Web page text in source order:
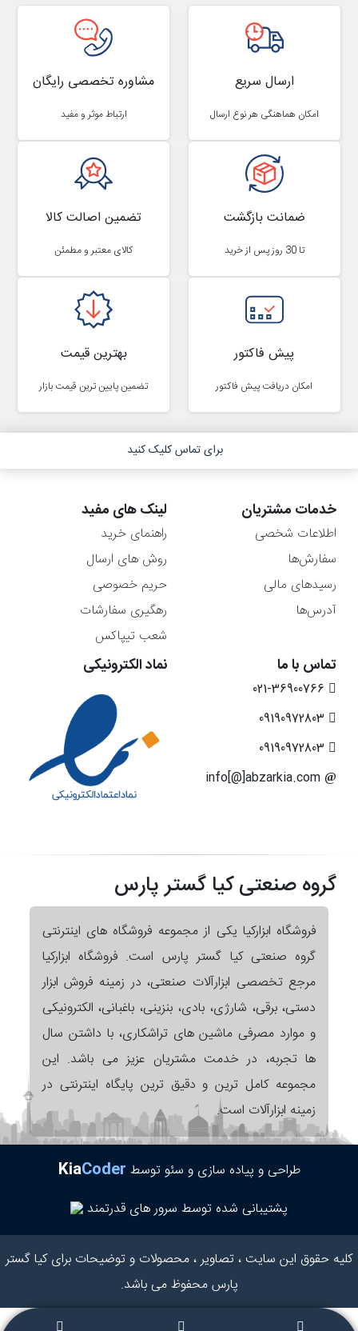
ارسال سریع
امکان هماهنگی هر نوع ارسال
مشاوره تخصصی رایگان
ارتباط موثر و مفید
ضمانت بازگشت
تا 30 روز پس از خرید
تضمین اصالت کالا
کالای معتبر و مطمئن
پیش فاکتور
امکان دریافت پیش فاکتور
بهترین قیمت
تضمین پایین ترین قیمت بازار
برای تماس کلیک کنید
خدمات مشتریان
اطلاعات شخصی
سفارش‌ها
رسیدهای مالی
آدرس‌ها
لینک های مفید
راهنمای خرید
روش های ارسال
حریم خصوصی
رهگیری سفارشات
شعب تیپاکس
تماس با ما نماد الکترونیکی
گروه صنعتی کیا گستر پارس
فروشگاه ابزارکیا یکی از مجموعه فروشگاه های اینترنتی
گروه صنعتی کیا گستر پارس است. فروشگاه ابزارکیا
مرجع تخصصی ابزارآلات صنعتی، در زمینه فروش ابزار
دستی، برقی، شارژی، بادی، بنزینی، باغبانی، الکترونیکی
و موارد مصرفی ماشین های تراشکاری، با داشتن سال
ها تجربه، در خدمت مشتریان عزیز می باشد. این
مجموعه کامل ترین و دقیق ترین پایگاه اینترنتی در
زمینه ابزارآلات است.
طراحی و پیاده سازی و سئو توسط KiaCoder
پشتیبانی شده توسط سرور های قدرتمند
کلیه حقوق این سایت ، تصاویر ، محصولات و توضیحات برای کیا گستر
پارس محفوظ می باشد.